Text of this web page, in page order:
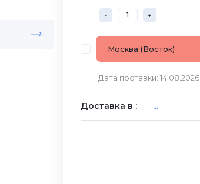
- +
Москва (Восток)
Дата поставки: 14.08.2026
Доставка в : ...